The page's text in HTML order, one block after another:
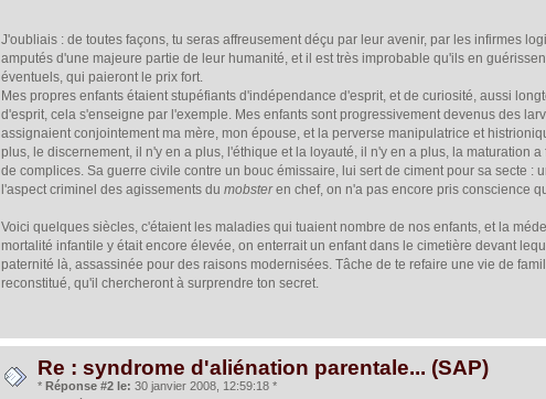
J'oubliais : de toutes façons, tu seras affreusement déçu par leur avenir, par les infirmes
amputés d'une majeure partie de leur humanité, et il est très improbable qu'ils en
éventuels, qui paieront le prix fort.
Mes propres enfants étaient stupéfiants d'indépendance d'esprit, et de curiosité, aussi
d'esprit, cela s'enseigne par l'exemple. Mes enfants sont progressivement devenus des
assignaient conjointement ma mère, mon épouse, et la perverse manipulatrice et
plus, le discernement, il n'y en a plus, l'éthique et la loyauté, il n'y en a plus, la maturation
de complices. Sa guerre civile contre un bouc émissaire, lui sert de ciment pour sa secte
l'aspect criminel des agissements dumobsteren chef, on n'a pas encore pris conscience
Voici quelques siècles, c'étaient les maladies qui tuaient nombre de nos enfants, et la
mortalité infantile y était encore élevée, on enterrait un enfant dans le cimetière devant
paternité là, assassinée pour des raisons modernisées. Tâche de te refaire une vie de
reconstitué, qu'il chercheront à surprendre ton secret.
Re : syndrome d'aliénation parentale... (SAP)
* Réponse #2 le: 30 janvier 2008, 12:59:18 *